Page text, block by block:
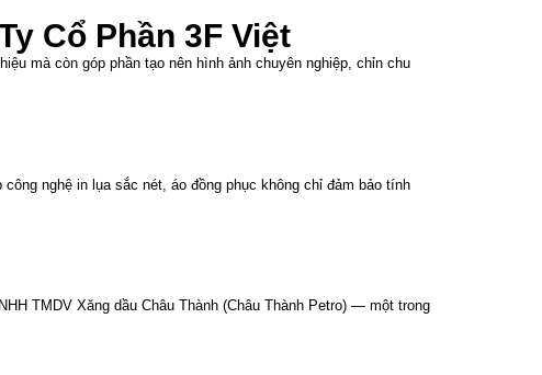
Cổ Phần 3F Việt
mà còn góp phần tạo nên hình ảnh chuyên nghiệp, chỉn chu
nghệ in lụa sắc nét, áo đồng phục không chỉ đảm bảo tính
TMDV Xăng dầu Châu Thành (Châu Thành Petro) — một trong